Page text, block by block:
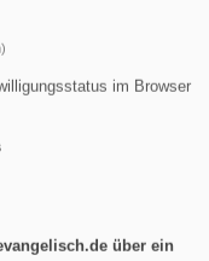
gestartet, der
gutgetan
im Browser
über ein